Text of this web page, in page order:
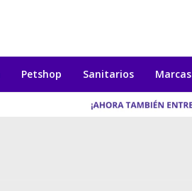
Petshop Sanitarios Marcas